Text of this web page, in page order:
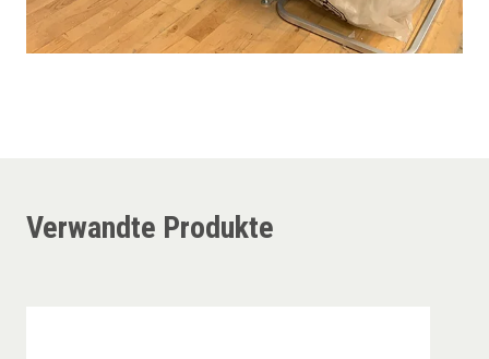
Verwandte Produkte